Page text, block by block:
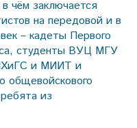
чём заключается
на передовой и в
– кадеты Первого
студенты ВУЦ МГУ
и МИИТ и
общевойскового
из